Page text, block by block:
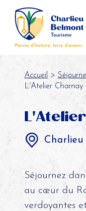
Accueil >
L’Atelier Charnay
Charlieu
Séjournez
au cœur du
verdoyantes
Panneau de gestion